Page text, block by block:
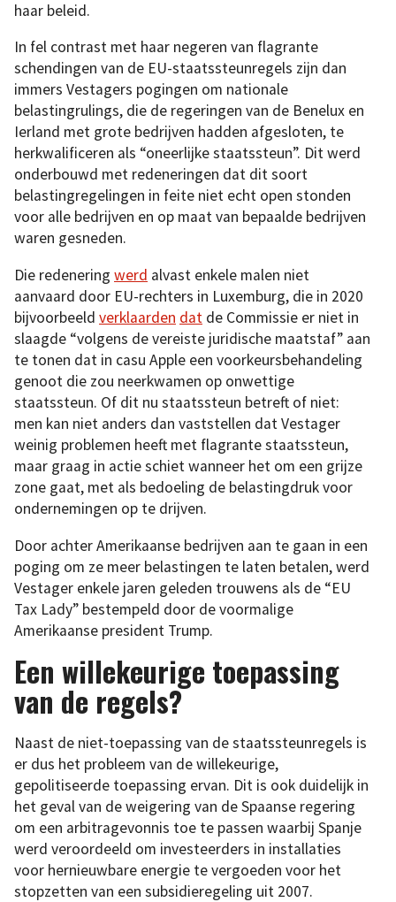
haar beleid.
In fel contrast met haar negeren van flagrante
schendingen van de EU-staatssteunregels zijn dan
immers Vestagers pogingen om nationale
belastingrulings, die de regeringen van de Benelux en
Ierland met grote bedrijven hadden afgesloten, te
herkwalificeren als “oneerlijke staatssteun”. Dit werd
onderbouwd met redeneringen dat dit soort
belastingregelingen in feite niet echt open stonden
voor alle bedrijven en op maat van bepaalde bedrijven
waren gesneden.
Die redenering werd alvast enkele malen niet
aanvaard door EU-rechters in Luxemburg, die in 2020
bijvoorbeeld verklaarden dat de Commissie er niet in
slaagde “volgens de vereiste juridische maatstaf” aan
te tonen dat in casu Apple een voorkeursbehandeling
genoot die zou neerkwamen op onwettige
staatssteun. Of dit nu staatssteun betreft of niet:
men kan niet anders dan vaststellen dat Vestager
weinig problemen heeft met flagrante staatssteun,
maar graag in actie schiet wanneer het om een grijze
zone gaat, met als bedoeling de belastingdruk voor
ondernemingen op te drijven.
Door achter Amerikaanse bedrijven aan te gaan in een
poging om ze meer belastingen te laten betalen, werd
Vestager enkele jaren geleden trouwens als de “EU
Tax Lady” bestempeld door de voormalige
Amerikaanse president Trump.
Een willekeurige toepassing
van de regels?
Naast de niet-toepassing van de staatssteunregels is
er dus het probleem van de willekeurige,
gepolitiseerde toepassing ervan. Dit is ook duidelijk in
het geval van de weigering van de Spaanse regering
om een arbitragevonnis toe te passen waarbij Spanje
werd veroordeeld om investeerders in installaties
voor hernieuwbare energie te vergoeden voor het
stopzetten van een subsidieregeling uit 2007.